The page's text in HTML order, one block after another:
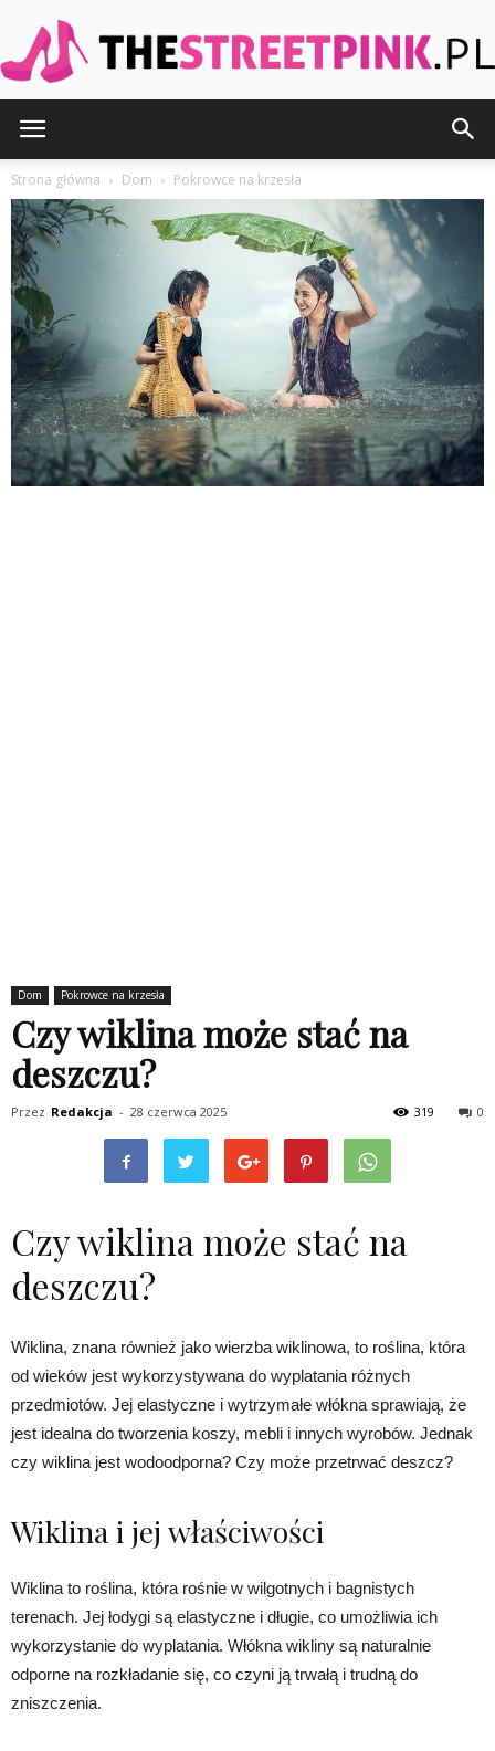
Strona główna Dom Pokrowce na krzesła
Dom Pokrowce na krzesła
Czy wiklina może stać na
deszczu?
Przez Redakcja - 28 czerwca 2025 0
319
Czy wiklina może stać na
deszczu?
Wiklina, znana również jako wierzba wiklinowa, to roślina, która
od wieków jest wykorzystywana do wyplatania różnych
przedmiotów. Jej elastyczne i wytrzymałe włókna sprawiają, że
jest idealna do tworzenia koszy, mebli i innych wyrobów. Jednak
czy wiklina jest wodoodporna? Czy może przetrwać deszcz?
Wiklina i jej właściwości
Wiklina to roślina, która rośnie w wilgotnych i bagnistych
terenach. Jej łodygi są elastyczne i długie, co umożliwia ich
wykorzystanie do wyplatania. Włókna wikliny są naturalnie
odporne na rozkładanie się, co czyni ją trwałą i trudną do
zniszczenia.